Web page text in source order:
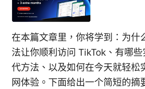
在本篇文章里，你将学到：为什
法让你顺利访问 TikTok、有哪
代方法、以及如何在今天就轻松
网体验。下面给出一个简短的摘